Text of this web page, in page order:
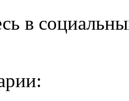
в